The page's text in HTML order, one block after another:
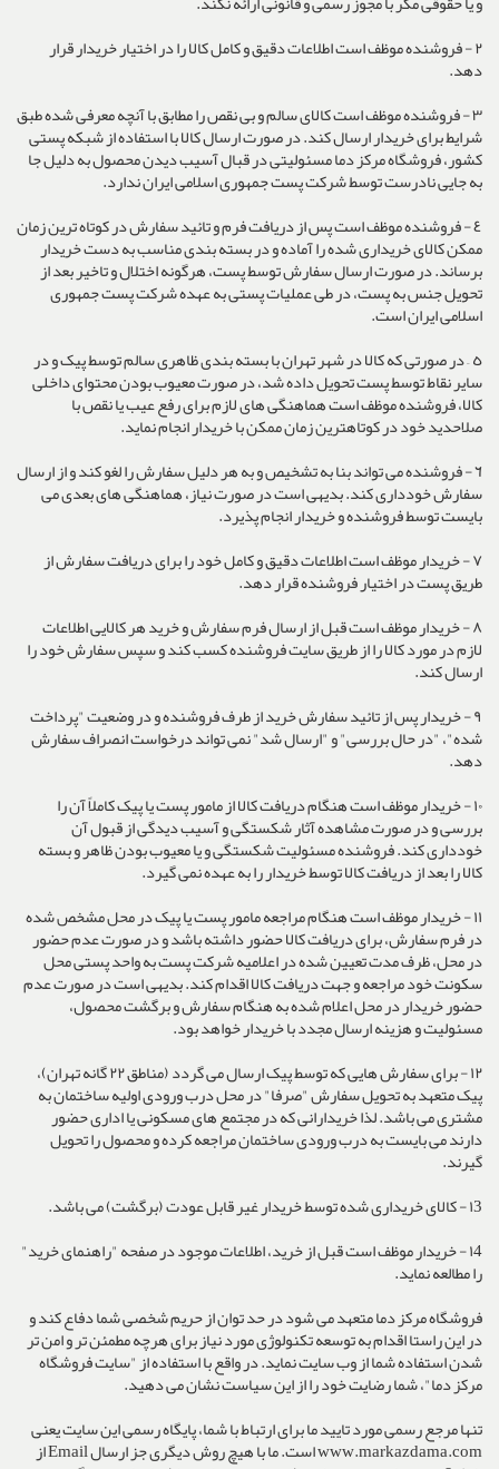
٢ - فروشنده موظف است اطلاعات دقیق و کامل کالا را در اختیار خریدار قرار
دهد.
٣ - فروشنده موظف است کالای سالم و بی نقص را مطابق با آنچه معرفی شده طبق
شرایط برای خریدار ارسال کند. در صورت ارسال کالا با استفاده از شبکه پستی
کشور، فروشگاه مرکز دما مسئولیتی در قبال آسیب دیدن محصول به دلیل جا
به جایی نادرست توسط شرکت پست جمهوری اسلامی ایران ندارد.
٤ - فروشنده موظف است پس از دریافت فرم و تائید سفارش در کوتاه ترین زمان
ممکن کالای خریداری شده را آماده و در بسته بندی مناسب به دست خریدار
برساند. در صورت ارسال سفارش توسط پست، هرگونه اختلال و تاخیر بعد از
تحویل جنس به پست، در طی عملیات پستی به عهده شرکت پست جمهوری
اسلامی ایران است.
٥ – در صورتی که کالا در شهر تهران با بسته بندی ظاهری سالم توسط پیک و در
سایر نقاط توسط پست تحویل داده شد، در صورت معیوب بودن محتوای داخلی
کالا، فروشنده موظف است هماهنگی های لازم برای رفع عیب یا نقص با
صلاحدید خود در کوتاهترین زمان ممکن با خریدار انجام نماید.
٦ - فروشنده می تواند بنا به تشخیص و به هر دلیل سفارش را لغو کند و از ارسال
سفارش خودداری کند. بدیهی است در صورت نیاز، هماهنگی های بعدی می
بایست توسط فروشنده و خریدار انجام پذیرد.
٧ - خریدار موظف است اطلاعات دقیق و کامل خود را برای دریافت سفارش از
طریق پست در اختیار فروشنده قرار دهد.
٨ - خریدار موظف است قبل از ارسال فرم سفارش و خرید هر کالایی اطلاعات
لازم در مورد کالا را از طریق سایت فروشنده کسب کند و سپس سفارش خود را
ارسال کند.
٩ - خریدار پس از تائید سفارش خرید از طرف فروشنده و در وضعیت "پرداخت
شده"، "در حال بررسی" و "ارسال شد" نمی تواند درخواست انصراف سفارش
دهد.
١٠ - خریدار موظف است هنگام دریافت کالا از مامور پست یا پیک کاملاً آن را
بررسی و در صورت مشاهده آثار شکستگی و آسیب دیدگی از قبول آن
خودداری کند. فروشنده مسئولیت شکستگی و یا معیوب بودن ظاهر و بسته
کالا را بعد از دریافت کالا توسط خریدار را به عهده نمی گیرد.
١١ - خریدار موظف است هنگام مراجعه مامور پست یا پیک در محل مشخص شده
در فرم سفارش، برای دریافت کالا حضور داشته باشد و در صورت عدم حضور
در محل، ظرف مدت تعیین شده در اعلامیه شرکت پست به واحد پستی محل
سکونت خود مراجعه و جهت دریافت کالا اقدام کند. بدیهی است در صورت عدم
حضور خریدار در محل اعلام شده به هنگام سفارش و برگشت محصول،
مسئولیت و هزینه ارسال مجدد با خریدار خواهد بود.
۱۲ - برای سفارش هایی که توسط پیک ارسال می گردد (مناطق ۲۲ گانه تهران)،
پیک متعهد به تحویل سفارش "صرفا" در محل درب ورودی اولیه ساختمان به
مشتری می باشد. لذا خریدارانی که در مجتمع های مسکونی یا اداری حضور
دارند می بایست به درب ورودی ساختمان مراجعه کرده و محصول را تحویل
گیرند.
١3 - کالای خریداری شده توسط خریدار غیر قابل عودت (برگشت) می باشد.
١4 - خریدار موظف است قبل از خرید، اطلاعات موجود در صفحه "راهنمای خرید"
را مطالعه نماید.
فروشگاه مرکز دما متعهد می شود در حد توان از حریم شخصی شما دفاع کند و
در این راستا اقدام به توسعه تکنولوژی مورد نیاز برای هرچه مطمئن تر و امن تر
شدن استفاده شما از وب سایت نماید. در واقع با استفاده از "سایت فروشگاه
مرکز دما"، شما رضایت خود را از این سیاست نشان می دهید.
تنها مرجع رسمی مورد تایید ما برای ارتباط با شما، پایگاه رسمی این سایت یعنی
www.markazdama.com است. ما با هیچ روش دیگری جز ارسال Email از